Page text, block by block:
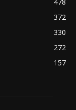
372
330
272
157